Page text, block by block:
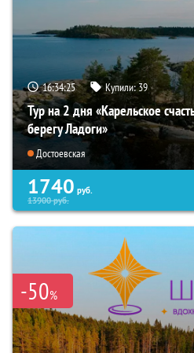
16:34:24 Купили:39
Тур на 2 дня «Карельское
берегу Ладоги»
Достоевская
1740 руб.
13900руб.
-50%